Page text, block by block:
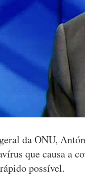
da ONU,
que causa a
possível.